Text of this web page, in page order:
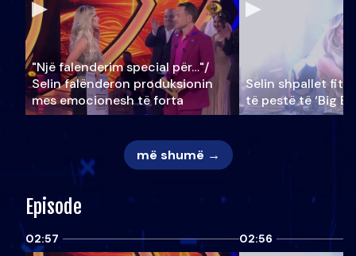
"Një falenderim special për…"/
Selin falënderon produksionin
mes emocionesh të forta
Selin shpallet
të pestë të ‘Big
më shumë →
Episode
02:57 02:56